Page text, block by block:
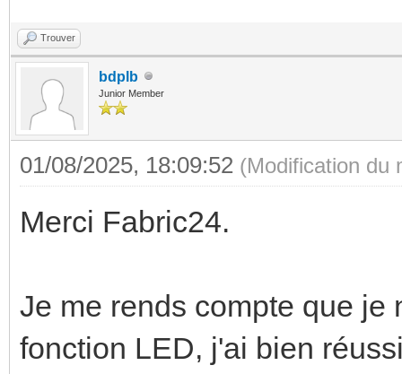
Trouver
bdplb
Junior Member
01/08/2025, 18:09:52 (Modification du
Merci Fabric24.
Je me rends compte que je
fonction LED, j'ai bien